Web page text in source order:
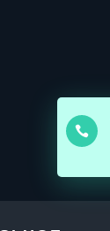
